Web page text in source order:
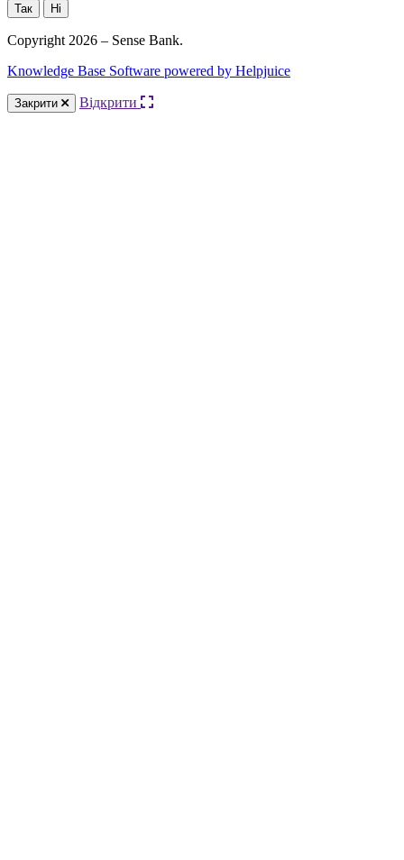
Так Ні
Copyright 2026 – Sense Bank.
Knowledge Base Software powered by Helpjuice
Закрити Відкрити